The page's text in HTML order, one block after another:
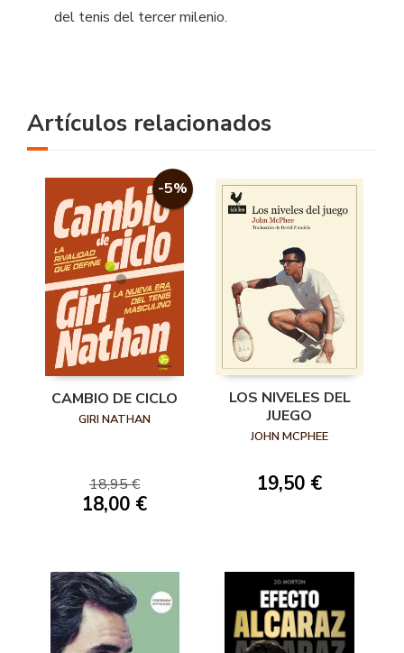
del tenis del tercer milenio.
Artículos relacionados
-5%
CAMBIO DE CICLO
GIRI NATHAN
18,95 €
18,00 €
LOS NIVELES DEL
JUEGO
JOHN MCPHEE
19,50 €